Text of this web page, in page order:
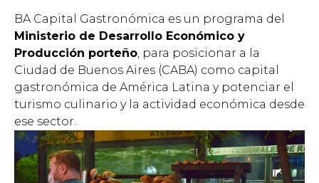
BA Capital Gastronómica es un programa del
Ministerio de Desarrollo Económico y
Producción porteño , para posicionar a la
Ciudad de Buenos Aires (CABA) como capital
gastronómica de América Latina y potenciar el
turismo culinario y la actividad económica desde
ese sector.